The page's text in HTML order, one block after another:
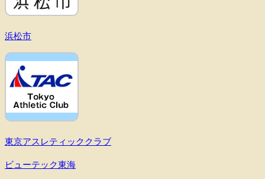
浜松市
東京アスレティッククラブ
ビューテック東海